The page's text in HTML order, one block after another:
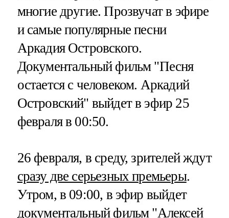
многие другие. Прозвучат в эфире
и самые популярные песни
Аркадия Островского.
Документальный фильм "Песня
остается с человеком. Аркадий
Островский" выйдет в эфир 25
февраля в 00:50.
26 февраля, в среду, зрителей ждут
сразу две серьезных премьеры.
Утром, в 09:00, в эфир выйдет
документальный фильм "Алексей